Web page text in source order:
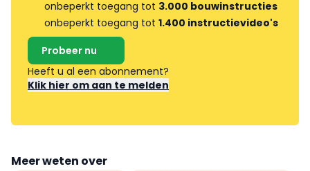
onbeperkt toegang tot 3.000 bouwinstructies
onbeperkt toegang tot 1.400 instructievideo's
Probeer nu
Heeft u al een abonnement?
Klik hier om aan te melden
Meer weten over